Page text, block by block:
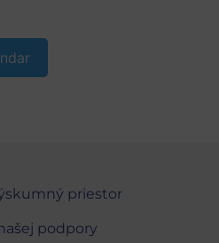
priestor
podpory